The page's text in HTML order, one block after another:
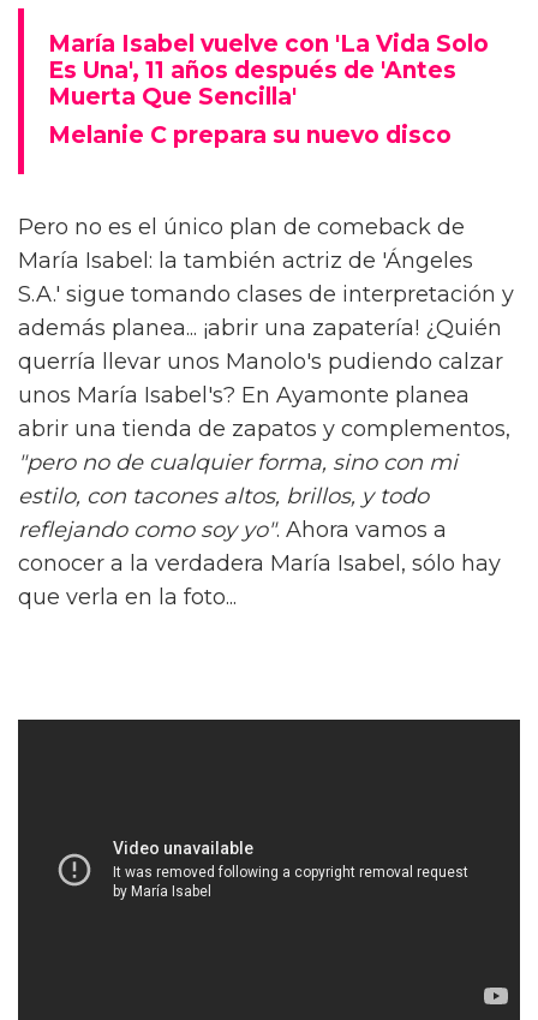
María Isabel vuelve con 'La Vida Solo
Es Una', 11 años después de 'Antes
Muerta Que Sencilla'
Melanie C prepara su nuevo disco
Pero no es el único plan de comeback de
María Isabel: la también actriz de 'Ángeles
S.A.' sigue tomando clases de interpretación y
además planea... ¡abrir una zapatería! ¿Quién
querría llevar unos Manolo's pudiendo calzar
unos María Isabel's? En Ayamonte planea
abrir una tienda de zapatos y complementos,
"pero no de cualquier forma, sino con mi
estilo, con tacones altos, brillos, y todo
reflejando como soy yo". Ahora vamos a
conocer a la verdadera María Isabel, sólo hay
que verla en la foto...